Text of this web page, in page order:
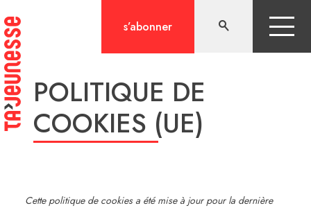
au
contenu
s’abonner
POLITIQUE DE
COOKIES (UE)
Cette politique de cookies a été mise à jour pour la dernière